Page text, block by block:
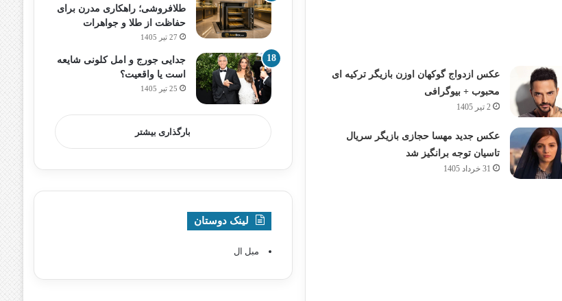
عکس ازدواج گوکهان اوزن بازیگر ترکیه ای
محبوب + بیوگرافی
2 تیر 1405
عکس جدید مهسا حجازی بازیگر سریال
تاسیان توجه برانگیز شد
31 خرداد 1405
طلافروشی؛ راهکاری مدرن برای
حفاظت از طلا و جواهرات
27 تیر 1405
جدایی جورج و امل کلونی شایعه
است یا واقعیت؟
25 تیر 1405
بارگذاری بیشتر
لینک دوستان
مبل ال